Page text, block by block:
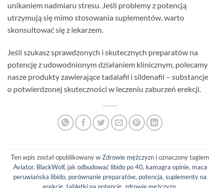
unikaniem nadmiaru stresu. Jeśli problemy z potencją
utrzymują się mimo stosowania suplementów, warto
skonsultować się z lekarzem.
Jeśli szukasz sprawdzonych i skutecznych preparatów na
potencję z udowodnionym działaniem klinicznym, polecamy
nasze produkty zawierające tadalafil i sildenafil – substancje
o potwierdzonej skuteczności w leczeniu zaburzeń erekcji.
Ten wpis został opublikowany wZdrowie mężczyzn i oznaczony tagiem
Aviator, BlackWolf, jak odbudować libido po 40, kamagra opinie, maca
peruwiańska libido, porównanie preparatów, potencja,suplementy na